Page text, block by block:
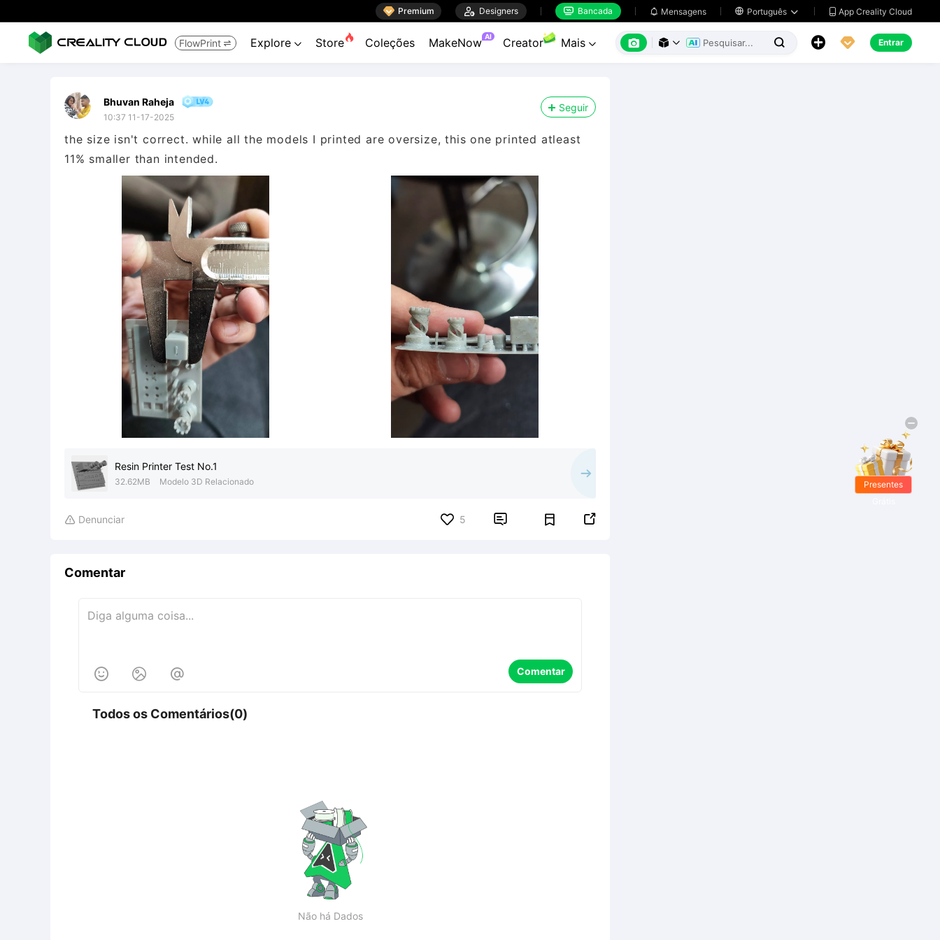
 Premium  Designers  Bancada  Mensagens  Português   App Creality Cloud
FlowPrint  Explore  Store Coleções MakeNow AI Creator Mais        Entrar
Bhuvan Raheja
10:37 11-17-2025
Seguir
the size isn't correct. while all the models I printed are oversize, this one printed atleast
11% smaller than intended.
Resin Printer Test No.1
32.62MB Modelo 3D Relacionado
 Denunciar 5  
Comentar
   Comentar
Todos os Comentários(0)
Não há Dados
Presentes